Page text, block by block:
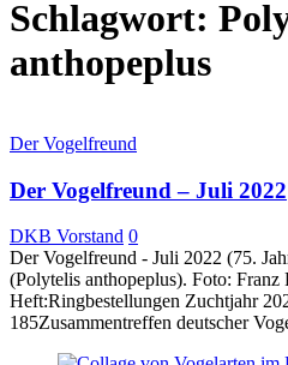
Schlagwort:
anthopeplus
Der Vogelfreund
Der Vogelfreund – Juli 2022
DKB Vorstand 0
Der Vogelfreund - Juli 2022 (75.
(Polytelis anthopeplus). Foto: Franz
Heft:Ringbestellungen Zuchtjahr
185Zusammentreffen deutscher